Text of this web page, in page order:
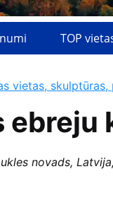
TOP
vietas, skulptūras,
ebreju
novads,